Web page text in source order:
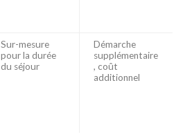
Sur-mesure
pour la durée
du séjour
Démarche
supplémentaire
, coût
additionnel